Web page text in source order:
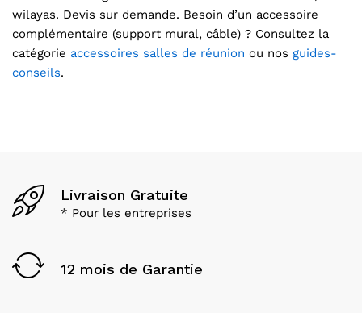
wilayas. Devis sur demande. Besoin d’un accessoire
complémentaire (support mural, câble) ? Consultez la
catégorie accessoires salles de réunion ou nos guides-
conseils.
Livraison Gratuite
* Pour les entreprises
12 mois de Garantie